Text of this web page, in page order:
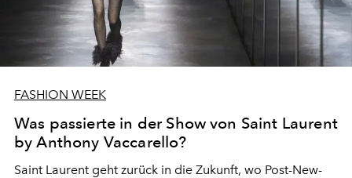
FASHION WEEK
Was passierte in der Show von Saint Laurent
by Anthony Vaccarello?
Saint Laurent geht zurück in die Zukunft, wo Post-New-